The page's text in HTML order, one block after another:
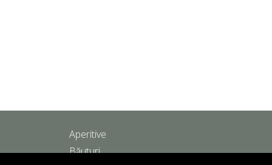
Aperitive
Băuturi